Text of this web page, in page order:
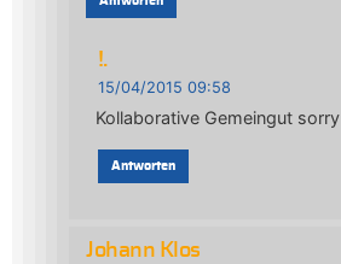
!.
15/04/2015 09:58
Kollaborative Gemeingut sorry
Antworten
Johann Klos